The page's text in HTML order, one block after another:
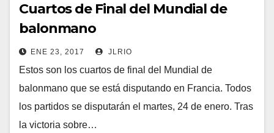
Cuartos de Final del Mundial de
balonmano
ENE 23, 2017 JLRIO
Estos son los cuartos de final del Mundial de
balonmano que se está disputando en Francia. Todos
los partidos se disputarán el martes, 24 de enero. Tras
la victoria sobre…